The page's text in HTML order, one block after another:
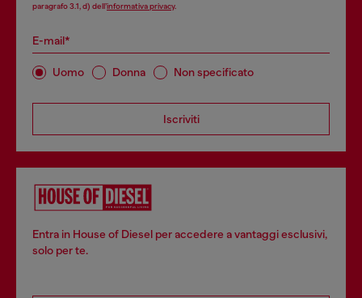
paragrafo 3.1, d) dell’informativa privacy.
E-mail*
Uomo Donna Non specificato
Iscriviti
Entra in House of Diesel per accedere a vantaggi esclusivi,
solo per te.